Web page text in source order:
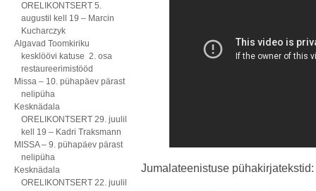
ORELIKONTSERT 5.
augustil kell 19 – Marcin
Kucharczyk
Algavad Toomkiriku
kesklöövi katuse 2. osa
restaureerimistööd
Missa – 10. pühapäev pärast
nelipüha
Kesknädala
ORELIKONTSERT 29. juulil
kell 19 – Kadri Traksmann
MISSA – 9. pühapäev pärast
nelipüha
Kesknädala
ORELIKONTSERT 22. juulil
Jumalateenistuse pühakirjatekstid: